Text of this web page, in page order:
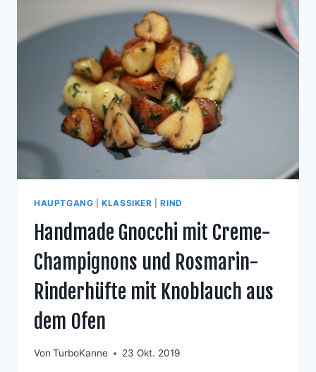
KURZ
GEBRATENEM
RINDERFILET
HAUPTGANG |KLASSIKER |RIND
Handmade Gnocchi mit Creme-
Champignons und Rosmarin-
Rinderhüfte mit Knoblauch aus
dem Ofen
Von TurboKanne 23 Okt. 2019